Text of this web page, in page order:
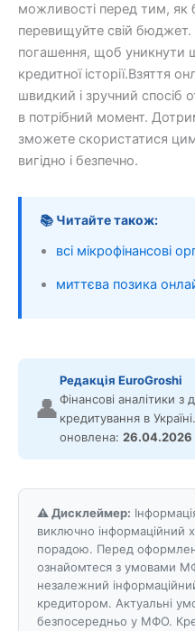
можливості перед тим, як
перевищуйте свій бюджет.
погашення, щоб уникнути
кредитної історії.Взяття
швидкий і зручний спосіб
в потрібний момент.
зможете скористатися
вигідно і безпечно.
📚 Читайте також:
всі мікрофінансові
миттєва позика
👤
Редакція EuroGroshi
Фінансові аналітики з
кредитування в
оновлена: 26.04.2026
⚠️ Дисклеймер:
виключно інформаційний
порадою. Перед
ознайомтеся з умовами
незалежний
кредитором. Актуальні
безпосередньо у МФО.